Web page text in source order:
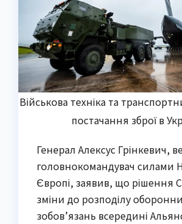
Військова техніка та
постачання зброї в
Генерал Алексус Грінкевич,
головнокомандувач силами
Європі, заявив, що рішення
зміни до розподілу
зобов’язань всередині